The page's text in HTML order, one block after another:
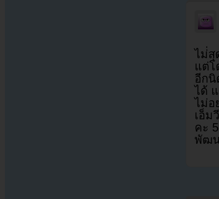
ไม่่สุ
แต่
อีกนิ
ได้
ไม่อ
เอ็ม
คะ
พัฒน